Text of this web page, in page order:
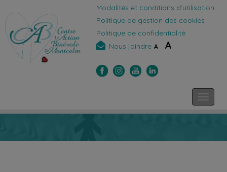
Modalités et conditions d’utilisation
Politique de gestion des cookies
Politique de confidentialité
Nous joindre A A